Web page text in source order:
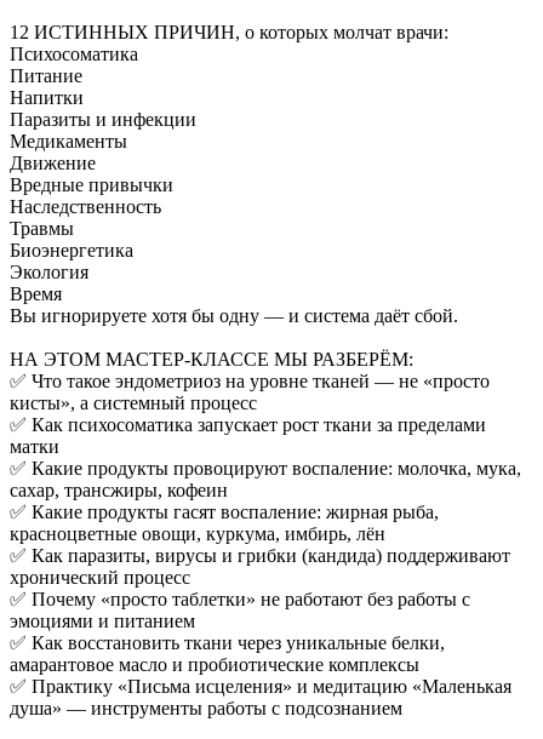
12 ИСТИННЫХ ПРИЧИН, о которых молчат врачи:
Психосоматика
Питание
Напитки
Паразиты и инфекции
Медикаменты
Движение
Вредные привычки
Наследственность
Травмы
Биоэнергетика
Экология
Время
Вы игнорируете хотя бы одну — и система даёт сбой.
НА ЭТОМ МАСТЕР-КЛАССЕ МЫ РАЗБЕРЁМ:
✅ Что такое эндометриоз на уровне тканей — не «просто
кисты», а системный процесс
✅ Как психосоматика запускает рост ткани за пределами
матки
✅ Какие продукты провоцируют воспаление: молочка, мука,
сахар, трансжиры, кофеин
✅ Какие продукты гасят воспаление: жирная рыба,
красноцветные овощи, куркума, имбирь, лён
✅ Как паразиты, вирусы и грибки (кандида) поддерживают
хронический процесс
✅ Почему «просто таблетки» не работают без работы с
эмоциями и питанием
✅ Как восстановить ткани через уникальные белки,
амарантовое масло и пробиотические комплексы
✅ Практику «Письма исцеления» и медитацию «Маленькая
душа» — инструменты работы с подсознанием